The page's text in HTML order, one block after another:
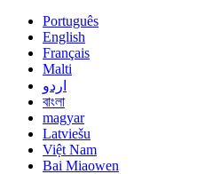
Português
English
Français
Malti
اردو
বাংলা
magyar
Latviešu
Việt Nam
Bai Miaowen